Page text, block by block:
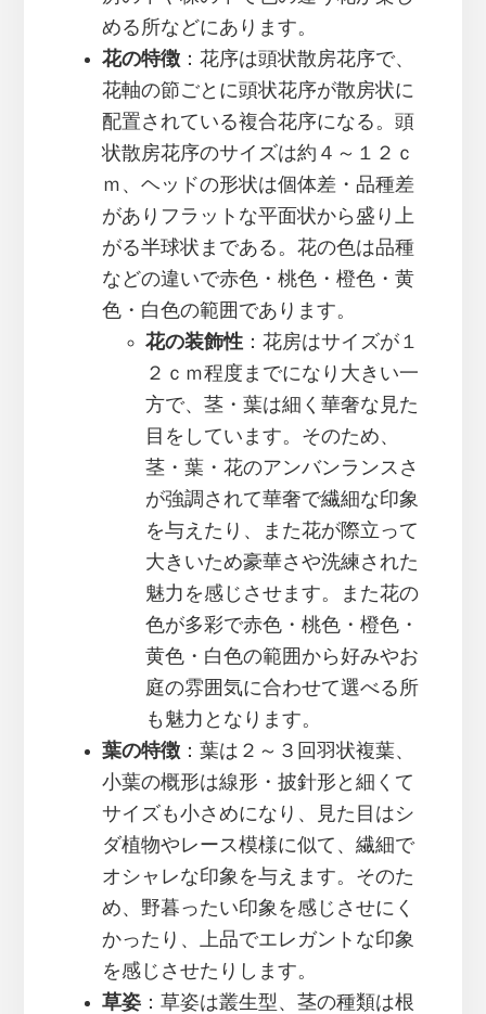
める所などにあります。
花の特徴：花序は頭状散房花序で、
花軸の節ごとに頭状花序が散房状に
配置されている複合花序になる。頭
状散房花序のサイズは約４～１２ｃ
ｍ、ヘッドの形状は個体差・品種差
がありフラットな平面状から盛り上
がる半球状まである。花の色は品種
などの違いで赤色・桃色・橙色・黄
色・白色の範囲であります。
花の装飾性：花房はサイズが１
２ｃｍ程度までになり大きい一
方で、茎・葉は細く華奢な見た
目をしています。そのため、
茎・葉・花のアンバンランスさ
が強調されて華奢で繊細な印象
を与えたり、また花が際立って
大きいため豪華さや洗練された
魅力を感じさせます。また花の
色が多彩で赤色・桃色・橙色・
黄色・白色の範囲から好みやお
庭の雰囲気に合わせて選べる所
も魅力となります。
葉の特徴：葉は２～３回羽状複葉、
小葉の概形は線形・披針形と細くて
サイズも小さめになり、見た目はシ
ダ植物やレース模様に似て、繊細で
オシャレな印象を与えます。そのた
め、野暮ったい印象を感じさせにく
かったり、上品でエレガントな印象
を感じさせたりします。
草姿：草姿は叢生型、茎の種類は根